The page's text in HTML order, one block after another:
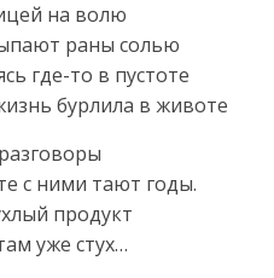
на волю
раны солью
где-то в пустоте
бурлила в животе
с ними тают годы.
продукт
уже стух…